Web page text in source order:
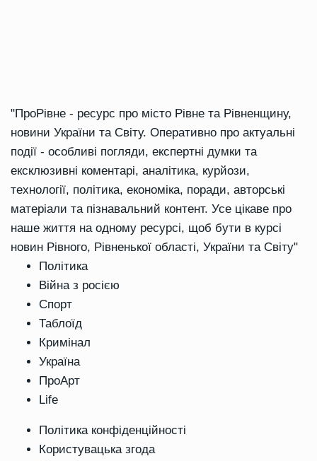
"ПроРівне - ресурс про місто Рівне та Рівненщину,
новини України та Світу. Оперативно про актуальні
події - особливі погляди, експертні думки та
ексклюзивні коментарі, аналітика, курйози,
технології, політика, економіка, поради, авторські
матеріали та пізнавальний контент. Усе цікаве про
наше життя на одному ресурсі, щоб бути в курсі
новин Рівного, Рівненької області, України та Світу"
Політика
Війна з росією
Спорт
Таблоїд
Кримінал
Україна
ПроАрт
Life
Політика конфіденційності
Користувацька згода